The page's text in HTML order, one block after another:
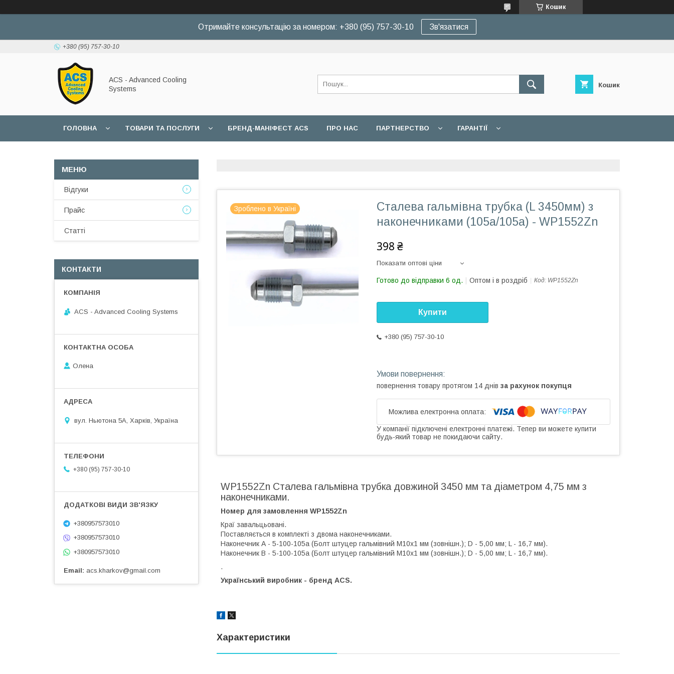
Кошик
Отримайте консультацію за номером: +380 (95) 757-30-10 Зв'язатися
+380 (95) 757-30-10
ACS - Advanced Cooling
Systems
Кошик
ГОЛОВНА ТОВАРИ ТА ПОСЛУГИ БРЕНД-МАНІФЕСТ ACS ПРО НАС ПАРТНЕРСТВО ГАРАНТІЇ
Зроблено в Україні
Сталева гальмівна трубка (L 3450мм) з
наконечниками (105а/105а) - WP1552Zn
398 ₴
Показати оптові ціни
Готово до відправки 6 од. Оптом і в роздріб Код: WP1552Zn
Купити
+380 (95) 757-30-10
повернення товару протягом 14 днів за рахунок покупця
У компанії підключені електронні платежі. Тепер ви можете купити
будь-який товар не покидаючи сайту.
WP1552Zn Сталева гальмівна трубка довжиной 3450 мм та діаметром 4,75 мм з
наконечниками.
Номер для замовлення WP1552Zn
Краї завальцьовані.
Поставляється в комплекті з двома наконечниками.
Наконечник А - 5-100-105а (Болт штуцер гальмівний М10х1 мм (зовнішн.); D - 5,00 мм; L - 16,7 мм).
Наконечник В - 5-100-105а (Болт штуцер гальмівний М10х1 мм (зовнішн.); D - 5,00 мм; L - 16,7 мм).
.
Український виробник - бренд ACS.
Характеристики
Відгуки
Прайс
Статті
КОНТАКТИ
ACS - Advanced Cooling Systems
Олена
вул. Ньютона 5А, Харків, Україна
+380 (95) 757-30-10
+380957573010
+380957573010
+380957573010
Email acs.kharkov@gmail.com